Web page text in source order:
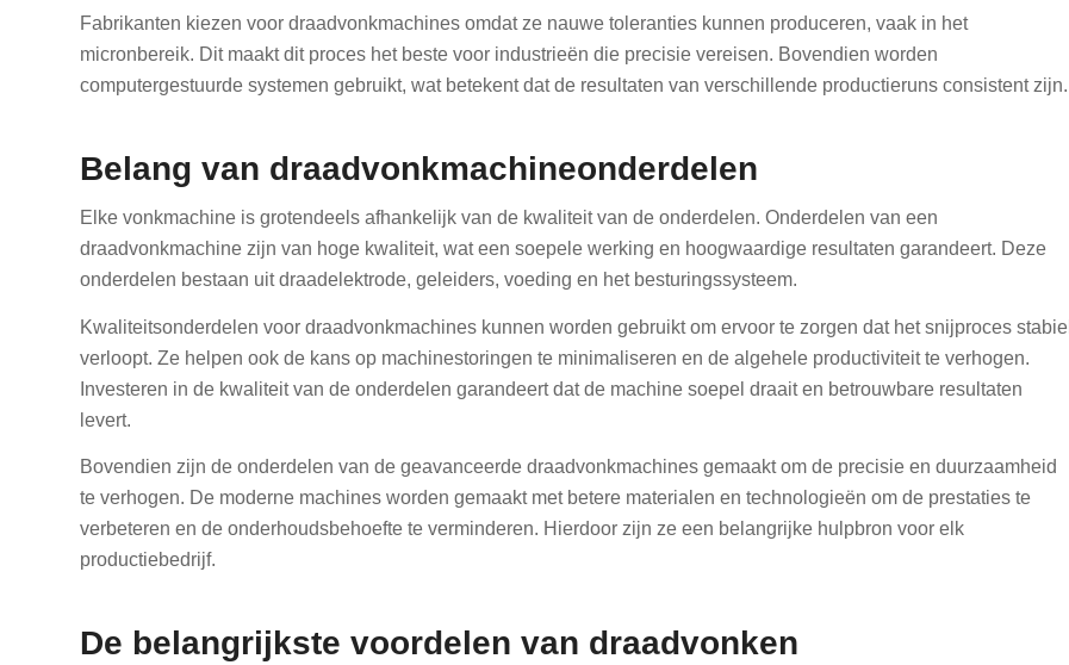
Fabrikanten kiezen voor draadvonkmachines omdat ze nauwe toleranties kunnen produceren, vaak in het
micronbereik. Dit maakt dit proces het beste voor industrieën die precisie vereisen. Bovendien worden
computergestuurde systemen gebruikt, wat betekent dat de resultaten van verschillende productieruns consistent zijn.
Belang van draadvonkmachineonderdelen
Elke vonkmachine is grotendeels afhankelijk van de kwaliteit van de onderdelen. Onderdelen van een
draadvonkmachine zijn van hoge kwaliteit, wat een soepele werking en hoogwaardige resultaten garandeert. Deze
onderdelen bestaan uit draadelektrode, geleiders, voeding en het besturingssysteem.
Kwaliteitsonderdelen voor draadvonkmachines kunnen worden gebruikt om ervoor te zorgen dat het snijproces stabiel
verloopt. Ze helpen ook de kans op machinestoringen te minimaliseren en de algehele productiviteit te verhogen.
Investeren in de kwaliteit van de onderdelen garandeert dat de machine soepel draait en betrouwbare resultaten
levert.
Bovendien zijn de onderdelen van de geavanceerde draadvonkmachines gemaakt om de precisie en duurzaamheid
te verhogen. De moderne machines worden gemaakt met betere materialen en technologieën om de prestaties te
verbeteren en de onderhoudsbehoefte te verminderen. Hierdoor zijn ze een belangrijke hulpbron voor elk
productiebedrijf.
De belangrijkste voordelen van draadvonken